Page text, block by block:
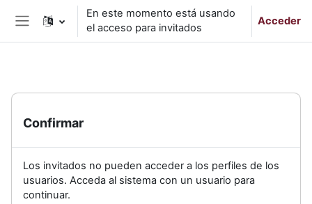
Salta al contenido principal
Panel lateral
En este momento está usando
el acceso para invitados
Acceder
Confirmar
Los invitados no pueden acceder a los perfiles de los
usuarios. Acceda al sistema con un usuario para
continuar.